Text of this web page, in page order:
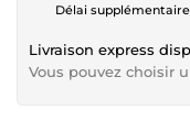
Délai
Livraison express
Vous pouvez choisir